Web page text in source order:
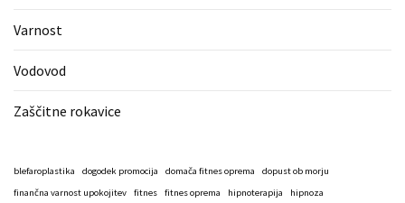
Varnost
Vodovod
Zaščitne rokavice
blefaroplastika dogodek promocija domača fitnes oprema
dopust ob morju
finančna varnost upokojitev
fitnes fitnes oprema hipnoterapija hipnoza